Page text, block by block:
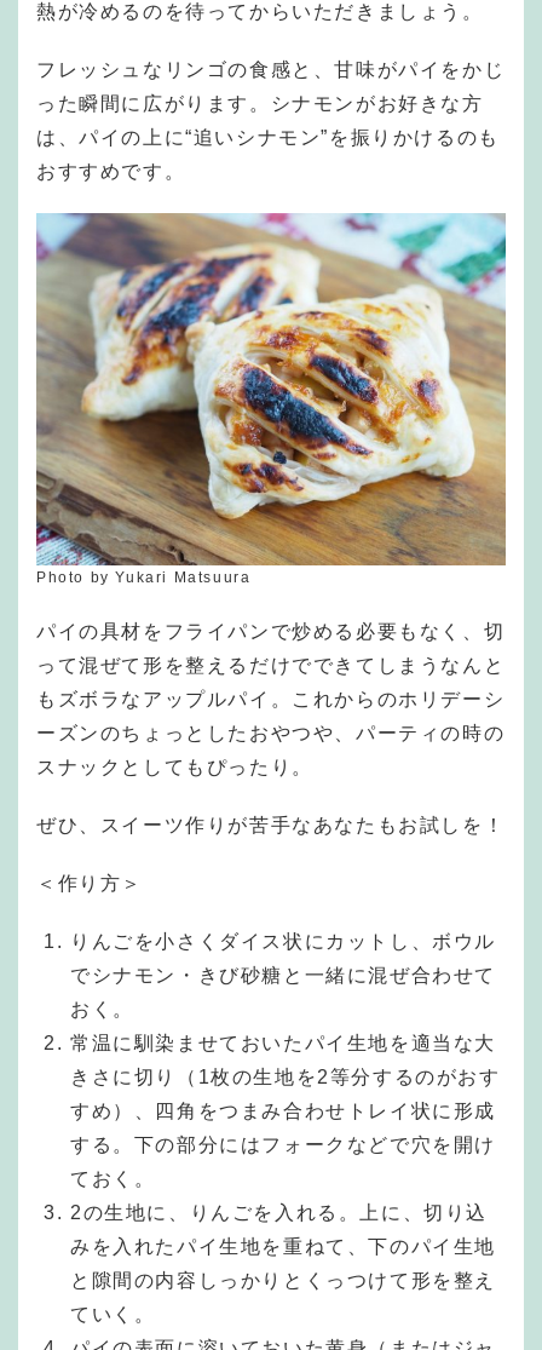
熱が冷めるのを待ってからいただきましょう。
フレッシュなリンゴの食感と、甘味がパイをかじ
った瞬間に広がります。シナモンがお好きな方
は、パイの上に“追いシナモン”を振りかけるのも
おすすめです。
Photo by Yukari Matsuura
パイの具材をフライパンで炒める必要もなく、切
って混ぜて形を整えるだけでできてしまうなんと
もズボラなアップルパイ。これからのホリデーシ
ーズンのちょっとしたおやつや、パーティの時の
スナックとしてもぴったり。
ぜひ、スイーツ作りが苦手なあなたもお試しを！
＜作り方＞
りんごを小さくダイス状にカットし、ボウル
でシナモン・きび砂糖と一緒に混ぜ合わせて
おく。
常温に馴染ませておいたパイ生地を適当な大
きさに切り（1枚の生地を2等分するのがおす
すめ）、四角をつまみ合わせトレイ状に形成
する。下の部分にはフォークなどで穴を開け
ておく。
2の生地に、りんごを入れる。上に、切り込
みを入れたパイ生地を重ねて、下のパイ生地
と隙間の内容しっかりとくっつけて形を整え
ていく。